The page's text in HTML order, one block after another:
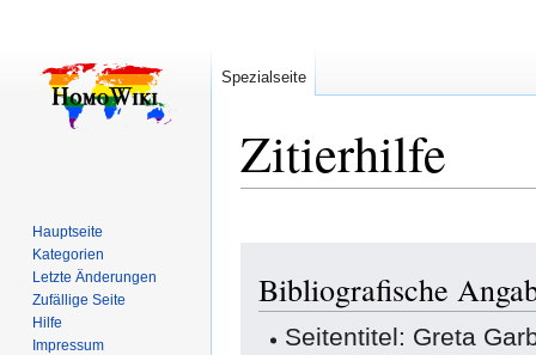
Zitierhilfe
Navigation
springen
Suche
springen
Bibliografische
Seitentitel: Greta
Spezialseite
Hauptseite
Kategorien
Letzte Änderungen
Zufällige Seite
Hilfe
Impressum